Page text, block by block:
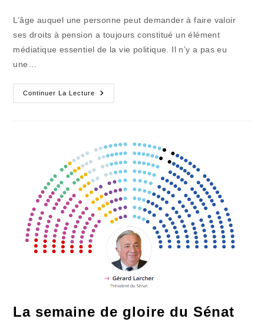
publication :
L’âge auquel une personne peut demander à faire valoir
ses droits à pension a toujours constitué un élément
médiatique essentiel de la vie politique. Il n’y a pas eu
une…
Continuer La Lecture
Une
Bataille
Perspective
D’une
Retraite
La semaine de gloire du Sénat